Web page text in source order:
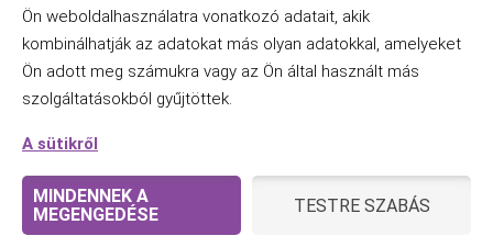
Ön weboldalhasználatra vonatkozó adatait, akik
kombinálhatják az adatokat más olyan adatokkal, amelyeket
Ön adott meg számukra vagy az Ön által használt más
szolgáltatásokból gyűjtöttek.
A sütikről
MINDENNEK A
MEGENGEDÉSE
TESTRE SZABÁS